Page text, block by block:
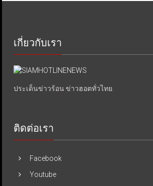
เกี่ยวกับเรา
ประเด็นข่าวร้อน ข่าวฮอตทั่วไทย.
ติดต่อเรา
Facebook
Youtube